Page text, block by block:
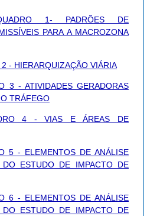
1- PADRÕES DE
PARA A MACROZONA
- HIERARQUIZAÇÃO VIÁRIA
3 - ATIVIDADES GERADORAS
TRÁFEGO
4 - VIAS E ÁREAS DE
5 - ELEMENTOS DE ANÁLISE
DO ESTUDO DE IMPACTO DE
6 - ELEMENTOS DE ANÁLISE
DO ESTUDO DE IMPACTO DE